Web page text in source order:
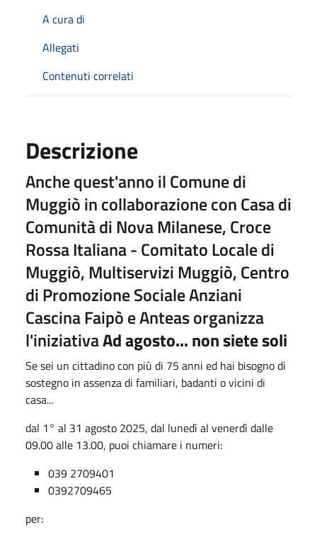
A cura di
Allegati
Contenuti correlati
Descrizione
Anche quest'anno il Comune di
Muggiò in collaborazione con Casa di
Comunità di Nova Milanese, Croce
Rossa Italiana - Comitato Locale di
Muggiò, Multiservizi Muggiò, Centro
di Promozione Sociale Anziani
Cascina Faipò e Anteas organizza
l'iniziativaAd agosto... non siete soli
Se sei un cittadino con più di 75 anni ed hai bisogno di
sostegno in assenza di familiari, badanti o vicini di
casa...
dal 1° al 31 agosto 2025, dal lunedì al venerdì dalle
09.00 alle 13.00, puoi chiamare i numeri:
039 2709401
0392709465
per: